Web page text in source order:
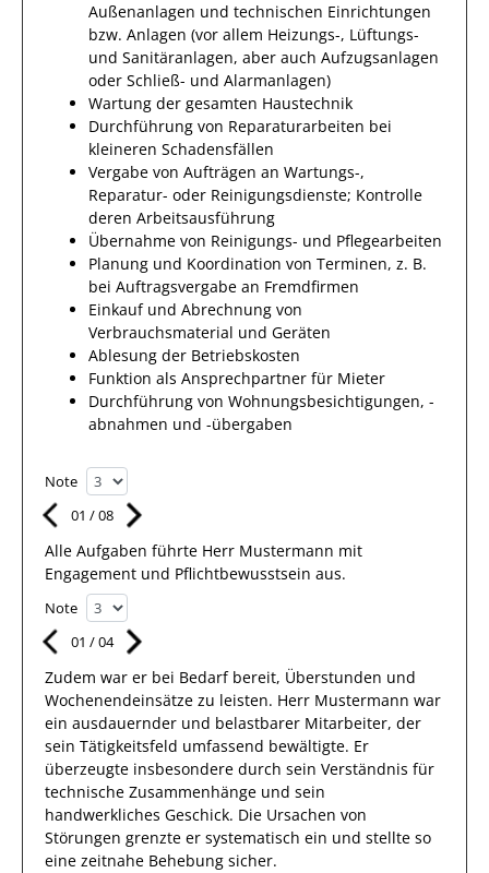
Außenanlagen und technischen Einrichtungen
bzw. Anlagen (vor allem Heizungs-, Lüftungs-
und Sanitäranlagen, aber auch Aufzugsanlagen
oder Schließ- und Alarmanlagen)
Wartung der gesamten Haustechnik
Durchführung von Reparaturarbeiten bei
kleineren Schadensfällen
Vergabe von Aufträgen an Wartungs-,
Reparatur- oder Reinigungsdienste; Kontrolle
deren Arbeitsausführung
Übernahme von Reinigungs- und Pflegearbeiten
Planung und Koordination von Terminen, z. B.
bei Auftragsvergabe an Fremdfirmen
Einkauf und Abrechnung von
Verbrauchsmaterial und Geräten
Ablesung der Betriebskosten
Funktion als Ansprechpartner für Mieter
Durchführung von Wohnungsbesichtigungen, -
abnahmen und -übergaben
Note
01 /08
Alle Aufgaben führte Herr Mustermann mit
Engagement und Pflichtbewusstsein aus.
Note
01 /04
Zudem war er bei Bedarf bereit, Überstunden und
Wochenendeinsätze zu leisten. Herr Mustermann war
ein ausdauernder und belastbarer Mitarbeiter, der
sein Tätigkeitsfeld umfassend bewältigte. Er
überzeugte insbesondere durch sein Verständnis für
technische Zusammenhänge und sein
handwerkliches Geschick. Die Ursachen von
Störungen grenzte er systematisch ein und stellte so
eine zeitnahe Behebung sicher.